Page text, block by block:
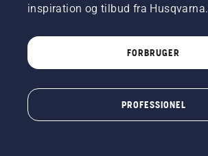
inspiration og tilbud fra Husqvarna.
FORBRUGER
PROFESSIONEL